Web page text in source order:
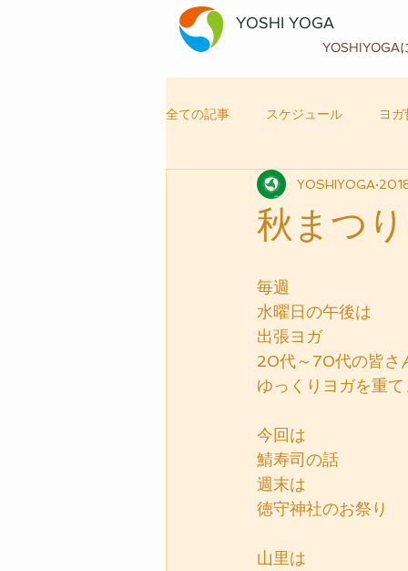
YOSHI YOGA
YOSHIYOGA
全ての記事 スケジュール ヨガ
自律神経メンテナンス ヨガ
秋まつり
YOSHIYOGA
毎週
水曜日の午後は
出張ヨガ
20代～70代の皆さ
ゆっくりヨガを重
今回は
鯖寿司の話
週末は
徳守神社のお祭り
山里は